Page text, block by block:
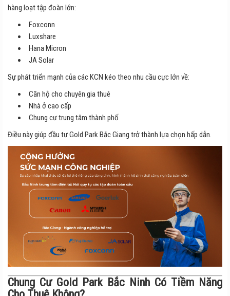
hàng loạt tập đoàn lớn:
Foxconn
Luxshare
Hana Micron
JA Solar
Sự phát triển mạnh của các KCN kéo theo nhu cầu cực lớn về:
Căn hộ cho chuyên gia thuê
Nhà ở cao cấp
Chung cư trung tâm thành phố
Điều này giúp đầu tư Gold Park Bắc Giang trở thành lựa chọn hấp dẫn.
Chung Cư Gold Park Bắc Ninh Có Tiềm Năng